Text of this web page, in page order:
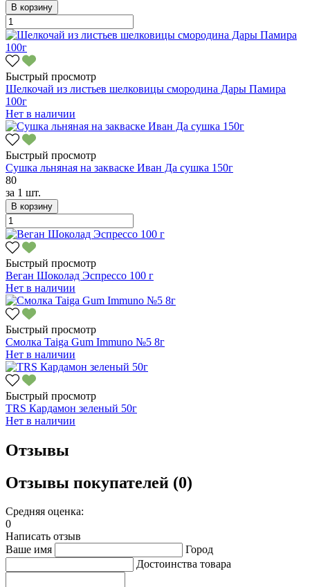
В корзину
Быстрый просмотр
Шелкочай из листьев шелковицы смородина Дары Памира
100г
Нет в наличии
Быстрый просмотр
Сушка льняная на закваске Иван Да сушка 150г
80
за 1 шт.
В корзину
Быстрый просмотр
Веган Шоколад Эспрессо 100 г
Нет в наличии
Быстрый просмотр
Смолка Taiga Gum Immuno №5 8г
Нет в наличии
Быстрый просмотр
TRS Кардамон зеленый 50г
Нет в наличии
Отзывы
Отзывы покупателей (0)
Средняя оценка:
0
Написать отзыв
Ваше имя
Город
Достоинства товара